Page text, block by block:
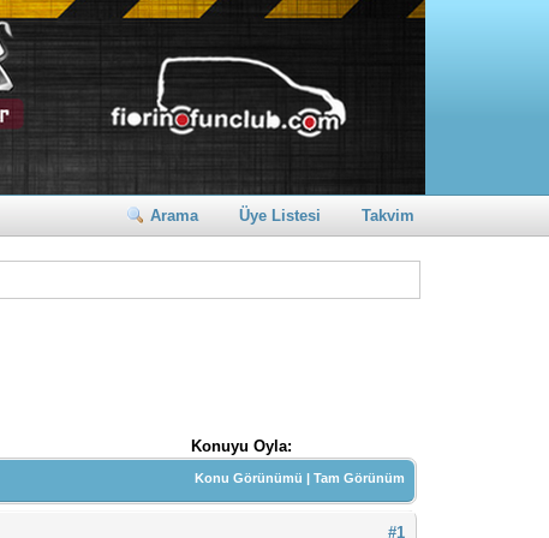
Arama Üye Listesi Takvim
Konuyu Oyla:
Konu Görünümü |Tam Görünüm
#1